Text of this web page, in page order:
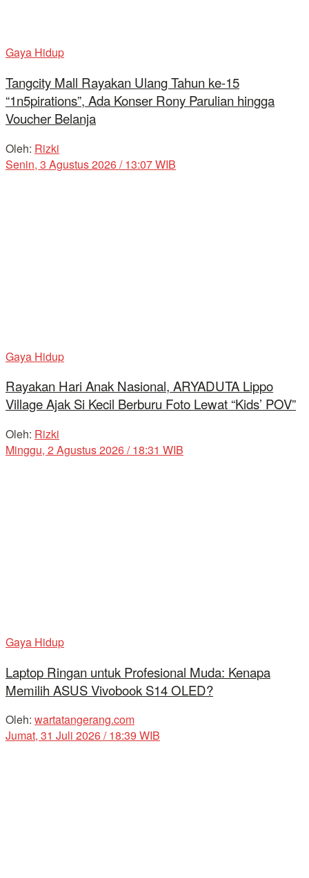
Gaya Hidup
Tangcity Mall Rayakan Ulang Tahun ke-15
“1n5pirations”, Ada Konser Rony Parulian hingga
Voucher Belanja
Oleh: Rizki
Senin, 3 Agustus 2026 / 13:07 WIB
Gaya Hidup
Rayakan Hari Anak Nasional, ARYADUTA Lippo
Village Ajak Si Kecil Berburu Foto Lewat “Kids’ POV”
Oleh: Rizki
Minggu, 2 Agustus 2026 / 18:31 WIB
Gaya Hidup
Laptop Ringan untuk Profesional Muda: Kenapa
Memilih ASUS Vivobook S14 OLED?
Oleh: wartatangerang.com
Jumat, 31 Juli 2026 / 18:39 WIB